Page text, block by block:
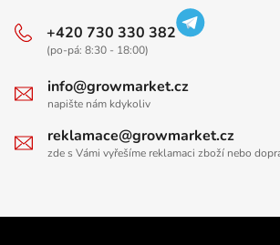
+420 730 330 382
(po-pá: 8:30 - 18:00)
info@growmarket.cz
napište nám kdykoliv
reklamace@growmarket.cz
zde s Vámi vyřešíme reklamaci zboží nebo